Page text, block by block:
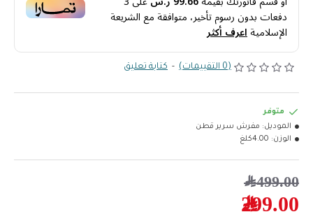
دفعات بدون رسوم تأخير، متوافقة مع الشريعة
الإسلاميةاعرف أكثر
(0 التقييمات) - كتابة تعليق
299.00﷼
499.00﷼
متوفر
الموديل: مفرش سرير قطن
الوزن: 4.00كلغ